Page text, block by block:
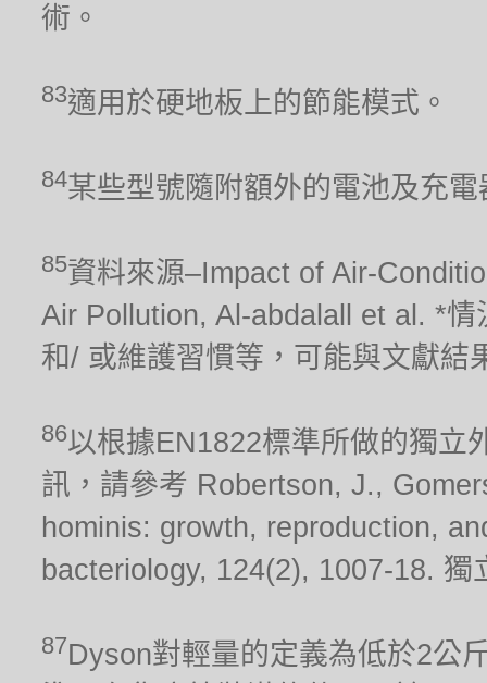
術。
83適用於硬地板上的節能模式。
84某些型號隨附額外的電池及充
85資料來源–Impact of Air-
Air Pollution, Al-abdalall et al. *
和/ 或維護習慣等，可能與文獻結
86以根據EN1822標準所做的獨立
訊，請參考 Robertson, J.,
hominis: growth, reproduction,
bacteriology, 124(2), 1007-18.
87Dyson對輕量的定義為低於2公